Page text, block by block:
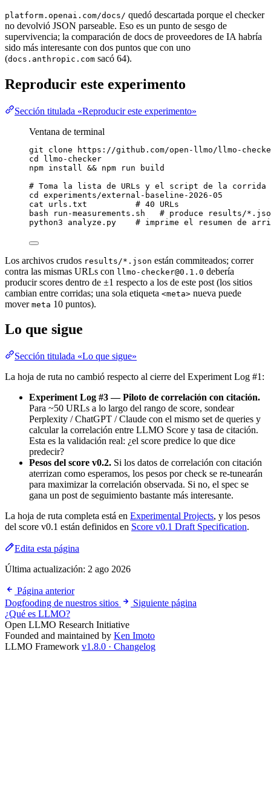
platform.openai.com/docs/ quedó descartada porque el checker
no devolvió JSON parseable. Eso es un punto de sesgo de
supervivencia; la comparación de docs de proveedores de IA habría
sido más interesante con dos puntos que con uno
(docs.anthropic.com sacó 64).
Reproducir este experimento
Sección titulada «Reproducir este experimento»
Ventana de terminal
git clone
https://github.com/open-llmo/llmo-
cd
llmo-checker
npm install && npm run
build
# Toma la lista de URLs y el script de la corrida
cd
experiments/external-baseline-2026-05
cat
urls.txt
# 40 URLs
bash
run-measurements.sh
# produce results/
python3
analyze.py # imprime el resumen de
Los archivos crudos results/*.json están commiteados; correr
contra las mismas URLs con llmo-checker@0.1.0 debería
producir scores dentro de ±1 respecto a los de este post (los sitios
cambian entre corridas; una sola etiqueta <meta> nueva puede
mover meta 10 puntos).
Lo que sigue
Sección titulada «Lo que sigue»
La hoja de ruta no cambió respecto al cierre del Experiment Log #1:
Experiment Log #3 — Piloto de correlación con citación.
Para ~50 URLs a lo largo del rango de score, sondear
Perplexity / ChatGPT / Claude con el mismo set de queries y
calcular la correlación entre LLMO Score y tasa de citación.
Esta es la validación real: ¿el score predice lo que dice
predecir?
Pesos del score v0.2. Si los datos de correlación con citación
aterrizan como esperamos, los pesos por check se re-tunearán
para maximizar la correlación observada. Si no, el spec se
gana un post de seguimiento bastante más interesante.
La hoja de ruta completa está en Experimental Projects, y los pesos
del score v0.1 están definidos en Score v0.1 Draft Specification.
Edita esta página
Última actualización: 2 ago 2026
Página anterior
Dogfooding de nuestros sitios
Siguiente página
¿Qué es LLMO?
Open LLMO Research Initiative
Founded and maintained by Ken Imoto
LLMO Framework v1.8.0 · Changelog